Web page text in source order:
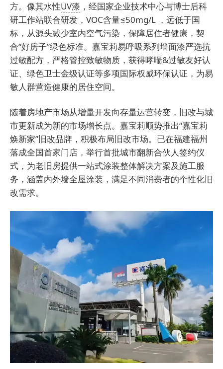
方。像其水性UV漆 ，经国家企业技术中心与博士后科
研工作站联合研发，VOC含量≤50mg/L ，远低于国
标，从源头减少室内空气污染，保障居住者健康，契
合“好房子”绿色标准。嘉宝莉易呼吸系列墙面漆严选抗
过敏配方，严格管控致敏物质，获得哮喘&过敏友好认
证、绿色卫士金级认证等多项国际权威环保认证，为易
敏人群营造健康的居住空间。
随着房地产市场从增量开发向存量运营转变，旧改与城
市更新成为新的市场增长点。嘉宝莉顺势推出“嘉宝莉
焕新家”旧改品牌，积极布局旧改市场。已在福建福州
落成全国首家门店，举行首批城市翻新合伙人签约仪
式，为老旧房提供一站式涂装整体解决方案及施工服
务，涵盖内外墙全屋涂装，满足不同消费者的个性化旧
改需求。